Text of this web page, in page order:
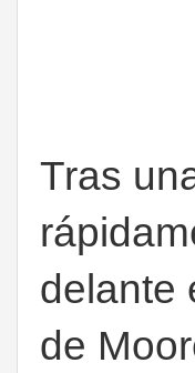
Tras
delante
de